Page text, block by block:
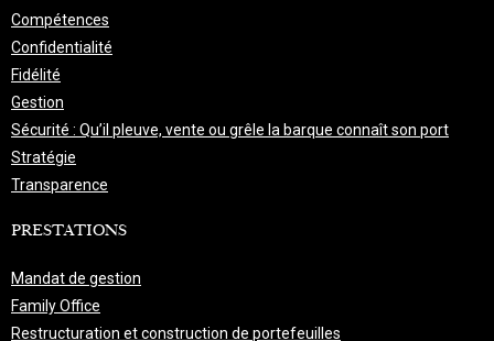
Compétences
Confidentialité
Fidélité
Gestion
Sécurité : Qu’il pleuve, vente ou grêle la barque connaît son port
Stratégie
Transparence
PRESTATIONS
Mandat de gestion
Family Office
Restructuration et construction de portefeuilles